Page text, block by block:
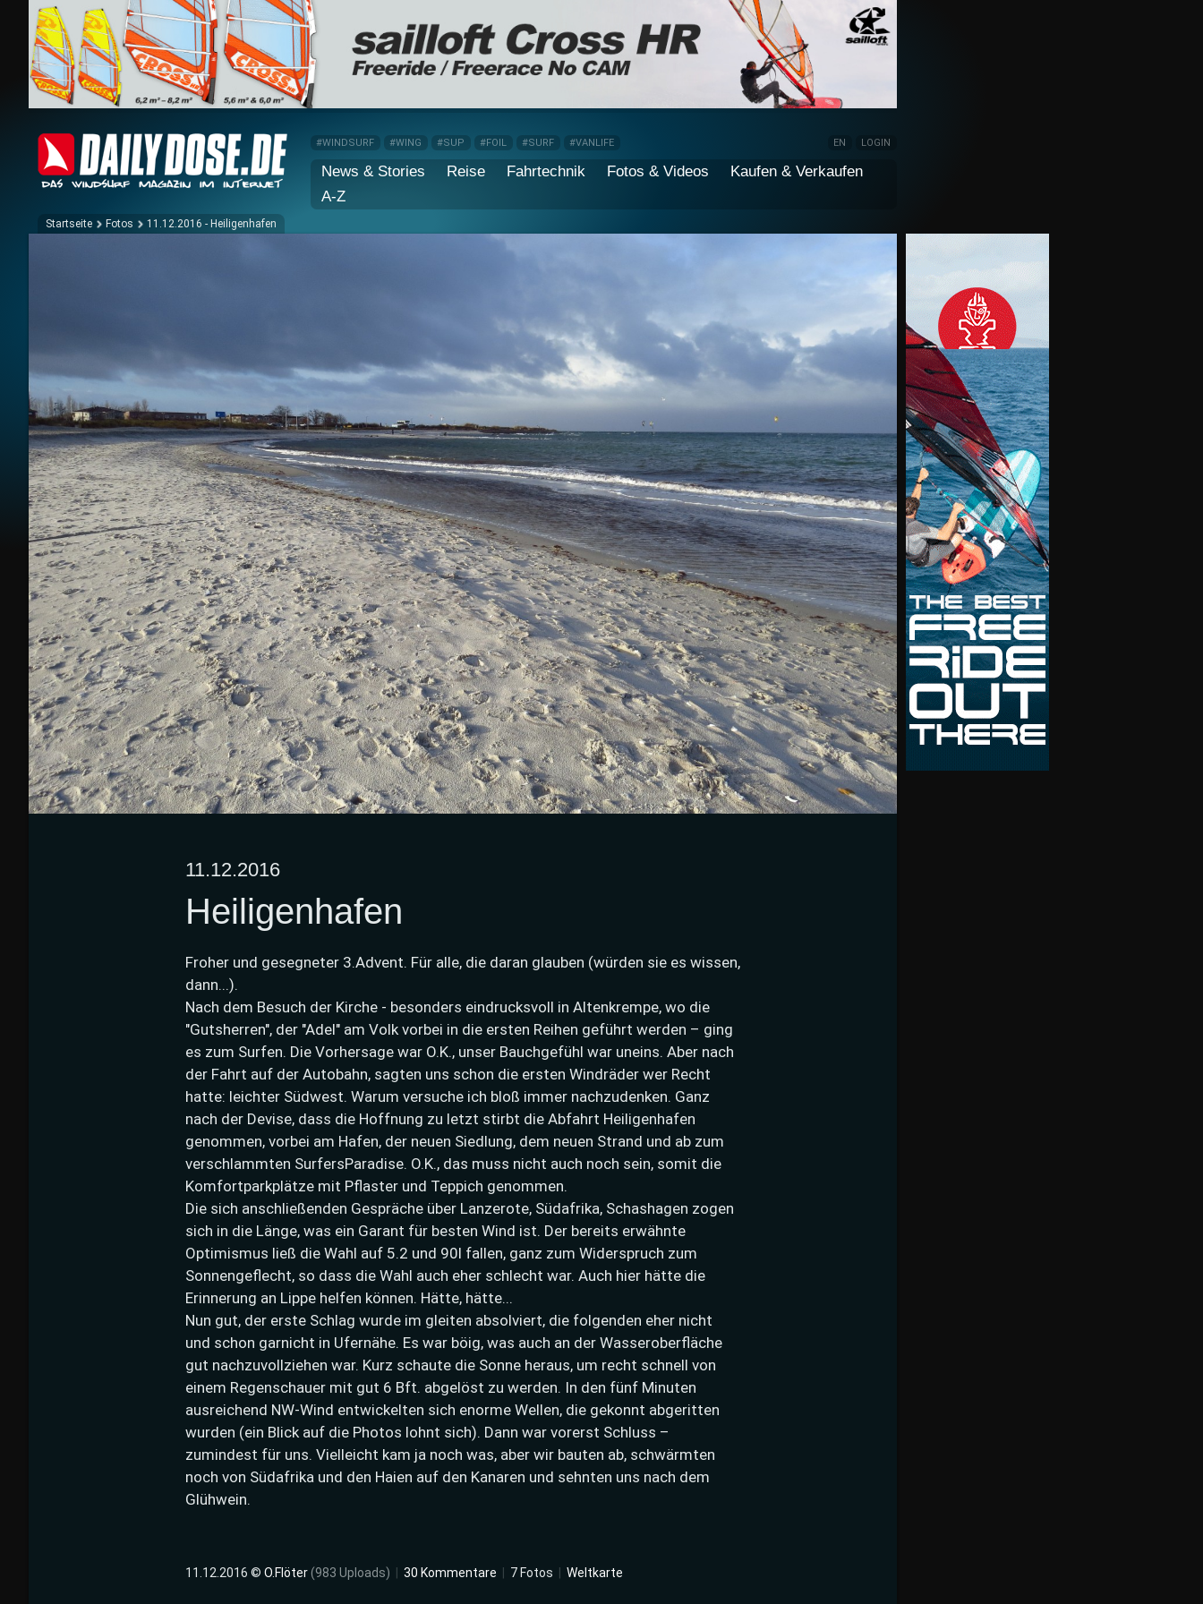
#WINDSURF #WING #SUP #FOIL #SURF #VANLIFE EN LOGIN
News & Stories Reise Fahrtechnik Fotos & Videos
Kaufen & Verkaufen
A-Z
Startseite Fotos 11.12.2016 - Heiligenhafen
11.12.2016
Heiligenhafen
Froher und gesegneter 3.Advent. Für alle, die daran glauben (würden sie es wissen,
dann...).
Nach dem Besuch der Kirche - besonders eindrucksvoll in Altenkrempe, wo die
"Gutsherren", der "Adel" am Volk vorbei in die ersten Reihen geführt werden – ging
es zum Surfen. Die Vorhersage war O.K., unser Bauchgefühl war uneins. Aber nach
der Fahrt auf der Autobahn, sagten uns schon die ersten Windräder wer Recht
hatte: leichter Südwest. Warum versuche ich bloß immer nachzudenken. Ganz
nach der Devise, dass die Hoffnung zu letzt stirbt die Abfahrt Heiligenhafen
genommen, vorbei am Hafen, der neuen Siedlung, dem neuen Strand und ab zum
verschlammten SurfersParadise. O.K., das muss nicht auch noch sein, somit die
Komfortparkplätze mit Pflaster und Teppich genommen.
Die sich anschließenden Gespräche über Lanzerote, Südafrika, Schashagen zogen
sich in die Länge, was ein Garant für besten Wind ist. Der bereits erwähnte
Optimismus ließ die Wahl auf 5.2 und 90l fallen, ganz zum Widerspruch zum
Sonnengeflecht, so dass die Wahl auch eher schlecht war. Auch hier hätte die
Erinnerung an Lippe helfen können. Hätte, hätte...
Nun gut, der erste Schlag wurde im gleiten absolviert, die folgenden eher nicht
und schon garnicht in Ufernähe. Es war böig, was auch an der Wasseroberfläche
gut nachzuvollziehen war. Kurz schaute die Sonne heraus, um recht schnell von
einem Regenschauer mit gut 6 Bft. abgelöst zu werden. In den fünf Minuten
ausreichend NW-Wind entwickelten sich enorme Wellen, die gekonnt abgeritten
wurden (ein Blick auf die Photos lohnt sich). Dann war vorerst Schluss –
zumindest für uns. Vielleicht kam ja noch was, aber wir bauten ab, schwärmten
noch von Südafrika und den Haien auf den Kanaren und sehnten uns nach dem
Glühwein.
11.12.2016 © O.Flöter(983 Uploads) | 30 Kommentare | 7 Fotos | Weltkarte